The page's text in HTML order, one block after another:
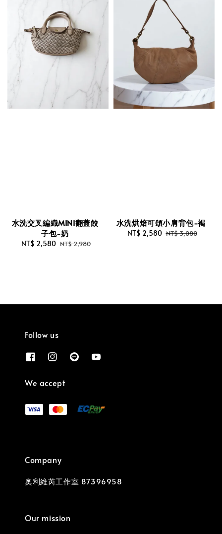
水洗交叉編織MINI翻蓋餃
子包-奶
Sale
NT$ 2,580 Regular
NT$ 2,980
水洗烘焙可頌小肩背包-褐
Sale
NT$ 2,580 Regular
NT$ 3,080
Follow us
We accept
Company
奧利維芮工作室 87396958
Our mission